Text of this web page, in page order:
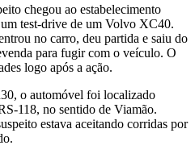
chegou ao estabelecimento
test-drive de um Volvo XC40.
no carro, deu partida e saiu do
para fugir com o veículo. O
logo após a ação.
o automóvel foi localizado
118, no sentido de Viamão.
estava aceitando corridas por